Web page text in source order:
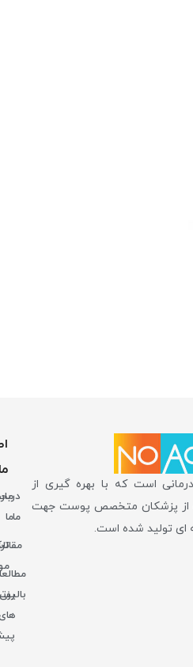
است که با بهره گیری از
از پزشکان متخصص پوست جهت
ای تولید شده است.
ما
بالینی
ما